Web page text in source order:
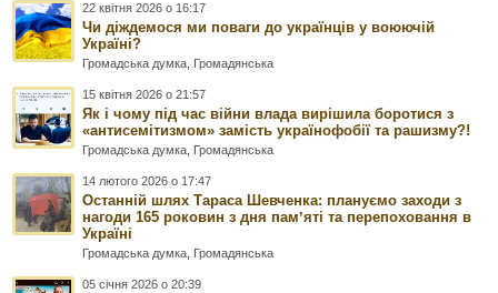
22 квітня 2026 о 16:17
Чи діждемося ми поваги до українців у воюючій
Україні?
Громадська думка Громадянська
15 квітня 2026 о 21:57
Як і чому під час війни влада вирішила боротися з
«антисемітизмом» замість українофобії та рашизму?!
Громадська думка Громадянська
14 лютого 2026 о 17:47
Останній шлях Тараса Шевченка: плануємо заходи з
нагоди 165 роковин з дня памʼяті та перепоховання в
Україні
Громадська думка Громадянська
05 січня 2026 о 20:39